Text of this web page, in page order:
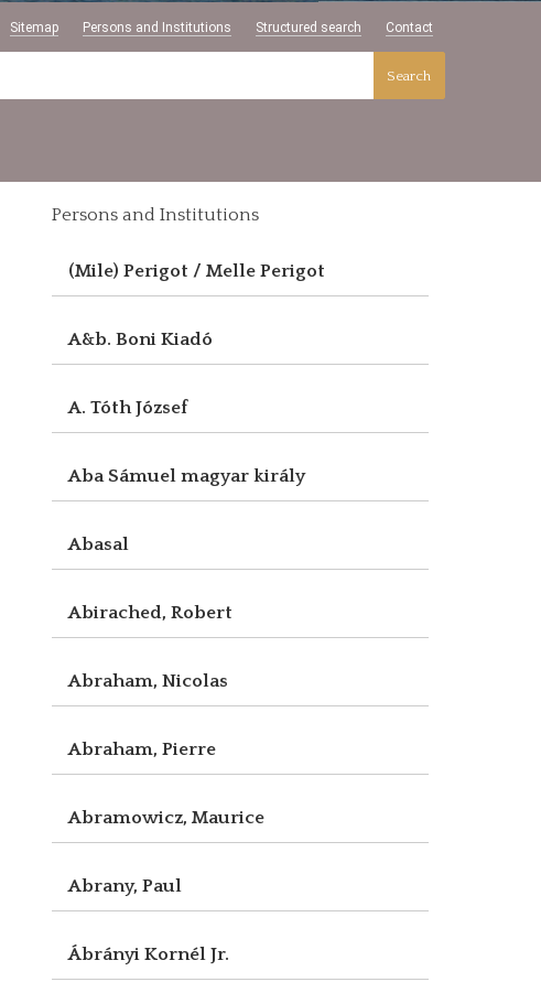
Sitemap Persons and Institutions Structured search Contact
Search
Persons and Institutions
(Mile) Perigot / Melle Perigot
A&b. Boni Kiadó
A. Tóth József
Aba Sámuel magyar király
Abasal
Abirached, Robert
Abraham, Nicolas
Abraham, Pierre
Abramowicz, Maurice
Abrany, Paul
Ábrányi Kornél Jr.